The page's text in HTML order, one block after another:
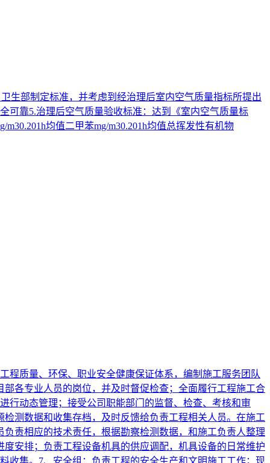
生部制定标准，并考虑到经治理后室内空气质量指标所提出
可靠5.治理后空气质量验收标准：达到《室内空气质量标
均值二甲苯mg/m30.201h均值总挥发性有机物
程质量、环保、职业安全健康保证体系，编制施工服务团队
各专业人员的岗位，并及时督促检查；全面履行工程施工合
行动态管理；接受公司职能部门的监督、检查、考核和审
测数据和收集存档，及时反馈给负责工程相关人员。在施工
责相应的技术责任，根据勘察检测数据，和施工负责人整理
安排；负责工程设备机具的供应调配，机具设备的日常维护
收集。7、安全组：负责工程的安全生产和文明施工工作；现